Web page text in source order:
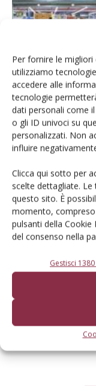
Per fornire le
utilizziamo
accedere alle
tecnologie
dati personali come
o gli ID univoci su
personalizzati. Non
influire
Clicca qui sotto per
scelte dettagliate.
questo sito. È
momento,
pulsanti della Cookie
del consenso nella
Gestisci
COLTURE
Export
kiwi e uva da
DiRedazione Frutticoltura
è la sfida per